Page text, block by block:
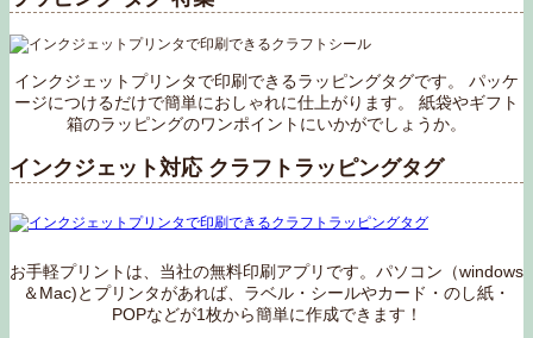
インクジェットプリンタで印刷できるラッピングタグです。
パッケ
ージにつけるだけで簡単におしゃれに仕上がります。
紙袋やギフト
箱のラッピングのワンポイントにいかがでしょうか。
インクジェット対応 クラフトラッピングタグ
お手軽プリントは、当社の無料印刷アプリです。パソコン（windows
＆Mac)とプリンタがあれば、 ラベル・シールやカード・のし紙・
POPなどが1枚から簡単に作成できます！